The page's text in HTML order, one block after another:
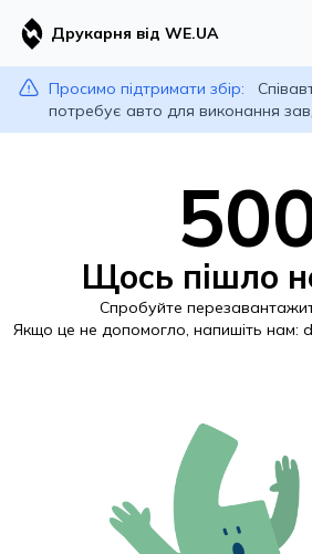
Друкарня від WE.UA
Просимо підтримати збір:
потребує авто для виконання
Щось пішло
Спробуйте
Якщо це не допомогло, напишіть нам: